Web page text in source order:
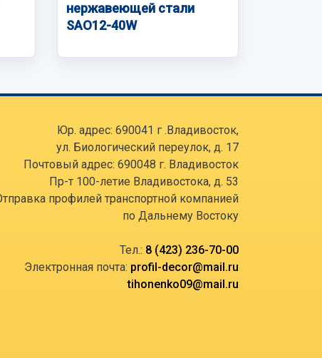
нержавеющей стали
SAO12-40W
Юр. адрес: 690041 г .Владивосток,
ул. Биологический переулок, д. 17
Почтовый адрес: 690048 г. Владивосток
Пр-т 100-летие Владивостока, д. 53
профилей транспортной компанией
по Дальнему Востоку
Тел.: 8 (423) 236-70-00
Электронная почта: profil-decor@mail.ru
tihonenko09@mail.ru